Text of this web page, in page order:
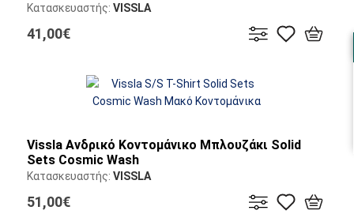
Κατασκευαστής: VISSLA
41,00€
Vissla Ανδρικό Κοντομάνικο Μπλουζάκι Solid
Sets Cosmic Wash
Κατασκευαστής: VISSLA
51,00€